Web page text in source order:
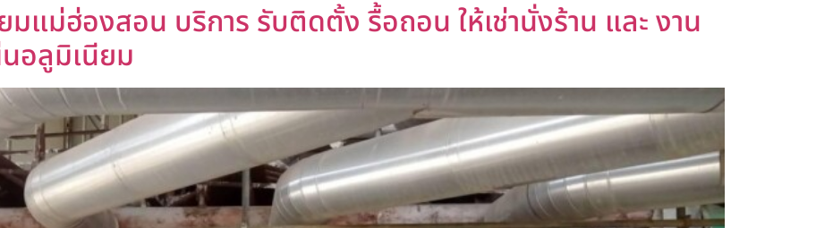
แม่ฮ่องสอน บริการ รับติดตั้ง รื้อถอน ให้เช่านั่งร้าน และ งาน
อลูมิเนียม